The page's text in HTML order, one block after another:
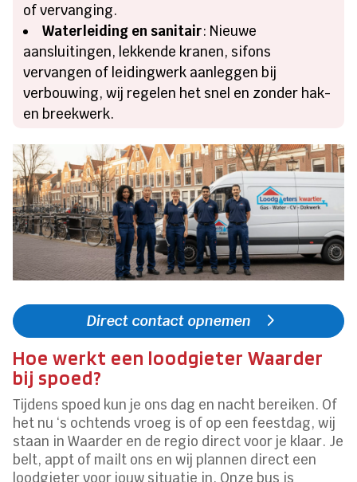
of vervanging.
Waterleiding en sanitair: Nieuwe
aansluitingen, lekkende kranen, sifons
vervangen of leidingwerk aanleggen bij
verbouwing, wij regelen het snel en zonder hak-
en breekwerk.
Direct contact opnemen
Hoe werkt een loodgieter Waarder
bij spoed?
Tijdens spoed kun je ons dag en nacht bereiken. Of
het nu ‘s ochtends vroeg is of op een feestdag, wij
staan in Waarder en de regio direct voor je klaar. Je
belt, appt of mailt ons en wij plannen direct een
loodgieter voor jouw situatie in. Onze bus is